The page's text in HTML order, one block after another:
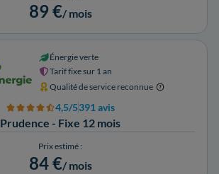
89 €/ mois
Prudence - Fixe 12 mois
Énergie verte
Tarif fixe sur 1 an
Qualité de service reconnue
4,5/5391 avis
Prix estimé :
84 €/ mois